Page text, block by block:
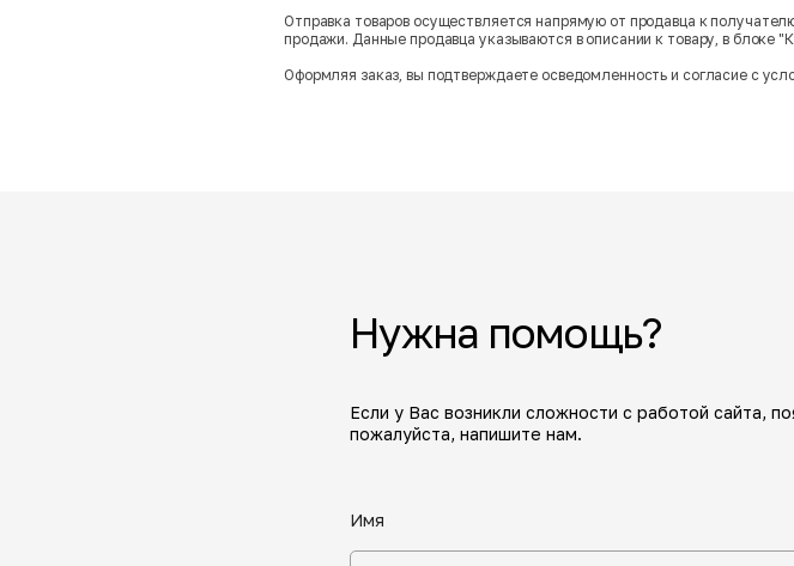
Отправка товаров осуществляется напрямую от продавца к
продажи. Данные продавца указываются в описании к товару, в блоке
Оформляя заказ, вы подтверждаете осведомленность и согласие с
Нужна помощь?
Если у Вас возникли сложности с работой сайта,
пожалуйста, напишите нам.
Имя